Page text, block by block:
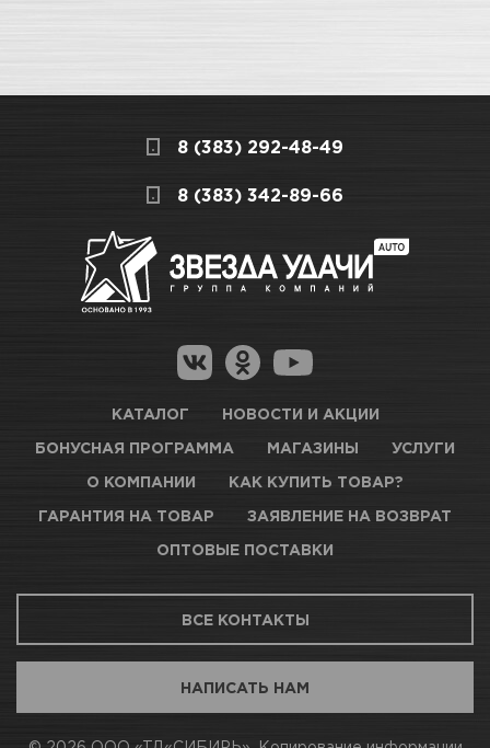
8 (383) 292-48-49
8 (383) 342-89-66
КАТАЛОГ НОВОСТИ И АКЦИИ
БОНУСНАЯ ПРОГРАММА МАГАЗИНЫ УСЛУГИ
О КОМПАНИИ КАК КУПИТЬ ТОВАР?
ГАРАНТИЯ НА ТОВАР ЗАЯВЛЕНИЕ НА ВОЗВРАТ
ОПТОВЫЕ ПОСТАВКИ
ВСЕ КОНТАКТЫ
НАПИСАТЬ НАМ